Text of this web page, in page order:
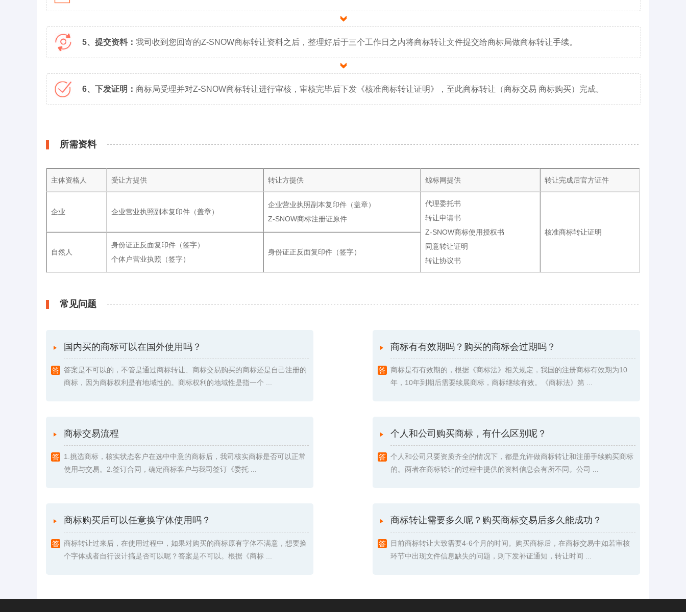
5、提交资料： 我司收到您回寄的Z-SNOW商标转让资料之后，整理好后于三个工作日之内将商标转让文件提交给商标局做商标转让手续。
6、下发证明： 商标局受理并对Z-SNOW商标转让进行审核，审核完毕后下发《核准商标转让证明》，至此商标转让（商标交易 商标购买）完成。
所需资料
主体资格人 受让方提供 转让方提供 鲸标网提供 转让完成后官方证件
企业 企业营业执照副本复印件（盖章）
企业营业执照副本复印件（盖章）
Z-SNOW商标注册证原件
代理委托书
转让申请书
Z-SNOW商标使用授权书
同意转让证明
转让协议书
核准商标转让证明
自然人
身份证正反面复印件（签字）
个体户营业执照（签字）
身份证正反面复印件（签字）
常见问题
国内买的商标可以在国外使用吗？
答案是不可以的，不管是通过商标转让、商标交易购买的商标还是自己注册的
商标，因为商标权利是有地域性的。商标权利的地域性是指一个 ...
商标有有效期吗？购买的商标会过期吗？
商标是有有效期的，根据《商标法》相关规定，我国的注册商标有效期为10
年，10年到期后需要续展商标，商标继续有效。《商标法》第 ...
商标交易流程
1.挑选商标，核实状态客户在选中中意的商标后，我司核实商标是否可以正常
使用与交易。2.签订合同，确定商标客户与我司签订《委托 ...
个人和公司购买商标，有什么区别呢？
个人和公司只要资质齐全的情况下，都是允许做商标转让和注册手续购买商标
的。两者在商标转让的过程中提供的资料信息会有所不同。公司 ...
商标购买后可以任意换字体使用吗？
商标转让过来后，在使用过程中，如果对购买的商标原有字体不满意，想要换
个字体或者自行设计搞是否可以呢？答案是不可以。根据《商标 ...
商标转让需要多久呢？购买商标交易后多久能成功？
目前商标转让大致需要4-6个月的时间。购买商标后，在商标交易中如若审核
环节中出现文件信息缺失的问题，则下发补证通知，转让时间 ...